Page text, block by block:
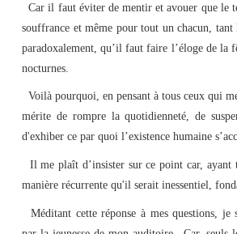
Car il faut éviter de mentir et avouer que le
souffrance et même pour tout un chacun, tant
paradoxalement, qu’il faut faire l’éloge de la
nocturnes.
Voilà pourquoi, en pensant à tous ceux qui
mérite de rompre la quotidienneté, de
d'exhiber ce par quoi l’existence humaine
Il me plaît d’insister sur ce point car,
manière récurrente qu'il serait inessentiel,
Méditant cette réponse à mes questions, je